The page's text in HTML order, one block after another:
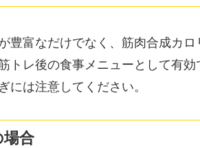
豊富なだけでなく、筋肉合成カ
トレ後の食事メニューとして有
には注意してください。
場合